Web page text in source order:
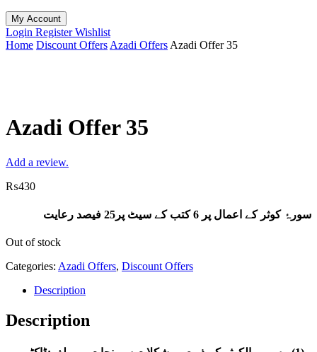
My Account
Login RegisterWishlist
Home Discount Offers Azadi Offers Azadi Offer 35
Azadi Offer 35
Add a review.
₨430
سورۂ کوثر کے اعمال پر 6 کتب کے سیٹ پر25 فیصد رعایت
Out of stock
Categories: Azadi Offers, Discount Offers
Description
Description